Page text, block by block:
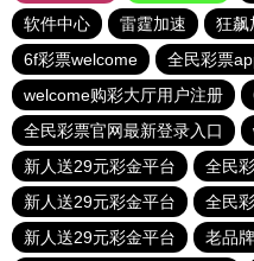
软件中心
雷霆加速 狂飙
6f彩票welcome
全民彩票
welcome购彩大厅用户注册
全民彩票官网最新登录入口
新人送29元彩金平台
全民
新人送29元彩金平台
全民
新人送29元彩金平台
老品